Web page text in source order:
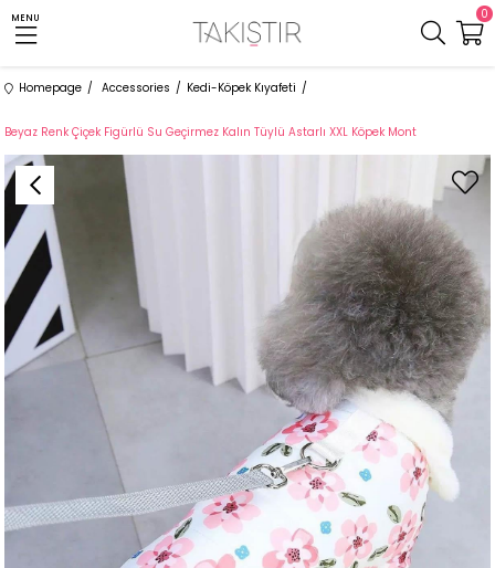
MENU 0
Homepage Accessories Kedi-Köpek Kıyafeti
Beyaz Renk Çiçek Figürlü Su Geçirmez Kalın Tüylü Astarlı XXL Köpek Mont